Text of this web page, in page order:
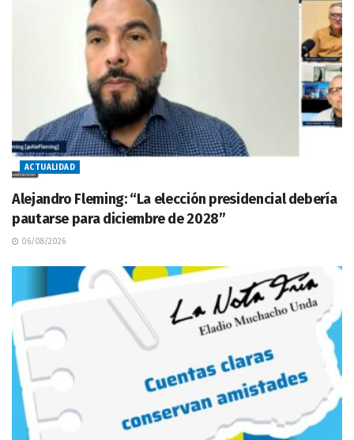
ACTUALIDAD
Alejandro Fleming: “La elección presidencial debería
pautarse para diciembre de 2028”
06/08/2026